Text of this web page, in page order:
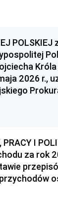
2026 r.,
PRACY I
za rok